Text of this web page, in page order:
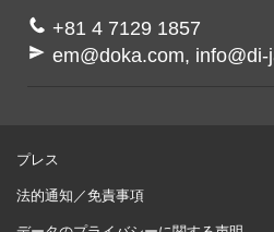
+81 4 7129 1857
em@doka.com, info@di-
プレス
法的通知／免責事項